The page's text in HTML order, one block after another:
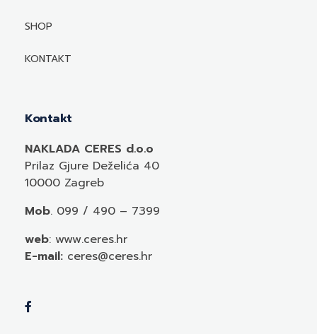
Mediji o autorima i njihovim naslovima
SHOP
KONTAKT
Kontakt
NAKLADA CERES d.o.o
Prilaz Gjure Deželića 40
10000 Zagreb
Mob. 099 / 490 – 7399
web: www.ceres.hr
E-mail: ceres@ceres.hr